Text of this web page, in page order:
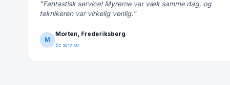
"Fantastisk service! Myrerne var væk samme dag, og
teknikeren var virkelig venlig."
M
Morten, Frederiksberg
Se service